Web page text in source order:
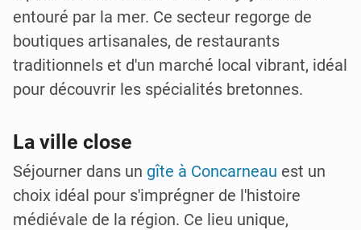
entouré par la mer. Ce secteur regorge de
boutiques artisanales, de restaurants
traditionnels et d'un marché local vibrant, idéal
pour découvrir les spécialités bretonnes.
La ville close
Séjourner dans un gîte à Concarneau est un
choix idéal pour s'imprégner de l'histoire
médiévale de la région. Ce lieu unique,